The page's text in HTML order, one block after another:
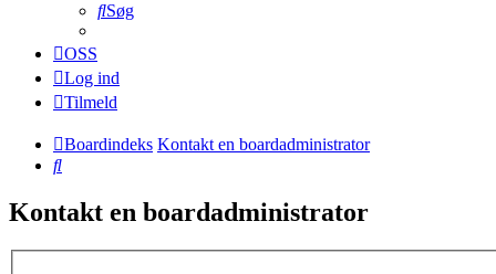
Søg
OSS
Log ind
Tilmeld
Boardindeks Kontakt en boardadministrator
Søg
Kontakt en boardadministrator